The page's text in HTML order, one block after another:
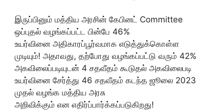
இருப்பினும் மத்திய அரசின் கேபினட் Committee
ஒப்புதல் வழங்கப்பட்ட பின்பே 46%
உயர்வினை அதிகாரப்பூர்வமாக எடுத்துக்கொள்ள
முடியும்! அதாவது, தற்போது வழங்கப்பட்டு வரும் 42%
அகவிலைப்படியுடன் 4 சதவீதம் கூடுதல் அகவிலைபடி
உயர்வினை சேர்த்து 46 சதவீதம் கடந்த ஜூலை 2023
முதல் வழங்க மத்திய அரசு
அறிவிக்கும் என எதிர்ப்பார்க்கப்படுகிறது!